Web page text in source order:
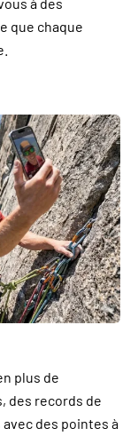
que chaque
plus de
des records de
des pointes à